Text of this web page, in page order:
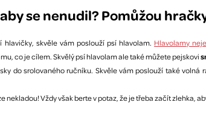
se nenudil? Pomůžou
skvěle vám poslouží psí hlavolam. Hlavolamy
co je cílem. Skvělý psí hlavolam ale také můžete pejskovi
do srolovaného ručníku. Skvěle vám poslouží také
nekladou! Vždy však berte v potaz, že je třeba začít zlehka,